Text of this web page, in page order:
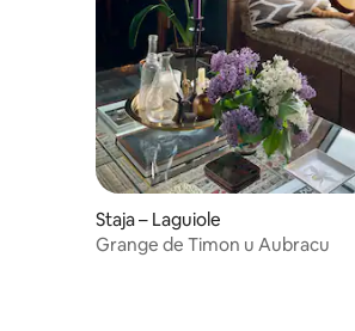
Staja – Laguiole
Grange de Timon u Aubracu